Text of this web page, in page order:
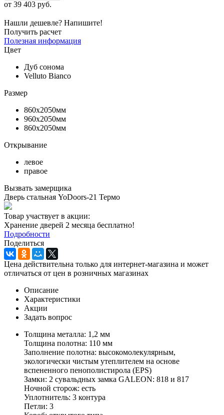
от 39 403 руб.
Нашли дешевле? Напишите!
Получить расчет
Полезная информация
Цвет
Дуб сонома
Velluto Bianco
Размер
860х2050мм
960х2050мм
860х2050мм
Открывание
левое
правое
Вызвать замерщика
Дверь стальная YoDoors-21 Термо
Товар участвует в акции:
Хранение дверей 2 месяца бесплатно!
Подробности
Поделиться
Цена действительна только для интернет-магазина и может
отличаться от цен в розничных магазинах
Описание
Характеристики
Акции
Задать вопрос
Толщина металла: 1,2 мм
Толщина полотна: 110 мм
Заполнение полотна: высокомолекулярным,
экологически чистым утеплителем на основе
вспененного пенополистирола (EPS)
Замки: 2 сувальдных замка GALEON: 818 и 817
Ночной сторож: есть
Уплотнитель: 3 контура
Петли: 3